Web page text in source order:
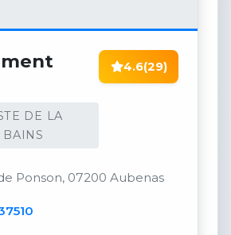
DE LA
BAINS
4.6(29)
Ponson, 07200 Aubenas